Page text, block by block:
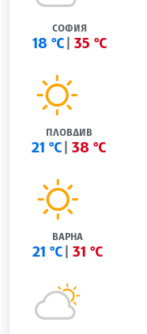
СОФИЯ
18 °C 35 °C
ПЛОВДИВ
21 °C 38 °C
ВАРНА
21 °C 31 °C